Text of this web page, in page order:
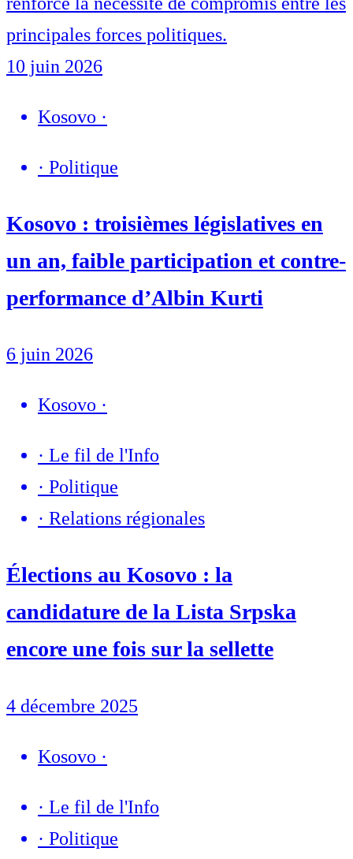
principales forces politiques.
10 juin 2026
Kosovo ·
· Politique
Kosovo : troisièmes législatives en
un an, faible participation et contre-
performance d’Albin Kurti
6 juin 2026
Kosovo ·
· Le fil de l'Info
· Politique
· Relations régionales
Élections au Kosovo : la
candidature de la Lista Srpska
encore une fois sur la sellette
4 décembre 2025
Kosovo ·
· Le fil de l'Info
· Politique